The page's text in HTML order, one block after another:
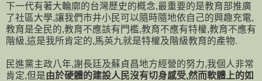
下一代有著大輪廓的台灣歷史的概念,最重要的是教育部推廣
了社區大學,讓我們市井小民可以隨時隨地依自己的興趣充電,
教育是全民的,教育不應該有門檻,教育不應有特權,教育不應有
階級,這是我所肯定的,馬英九就是特權及階級教育的產物.
民進黨主政八年,謝長廷及蘇貞昌地方經營的努力,我個人非常
肯定,但是由於硬體的建設人民沒有切身感受,然而軟體上的如